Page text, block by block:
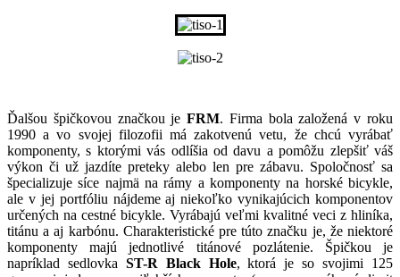
Ďalšou špičkovou značkou jeFRM. Firma bola založená v roku
1990 a vo svojej filozofii má zakotvenú vetu, že chcú vyrábať
komponenty, s ktorými vás odlíšia od davu a pomôžu zlepšiť váš
výkon či už jazdíte preteky alebo len pre zábavu. Spoločnosť sa
špecializuje síce najmä na rámy a komponenty na horské bicykle,
ale v jej portfóliu nájdeme aj niekoľko vynikajúcich komponentov
určených na cestné bicykle. Vyrábajú veľmi kvalitné veci z hliníka,
titánu a aj karbónu. Charakteristické pre túto značku je, že niektoré
komponenty majú jednotlivé titánové pozlátenie. Špičkou je
napríklad sedlovka ST-R Black Hole, ktorá je so svojimi 125